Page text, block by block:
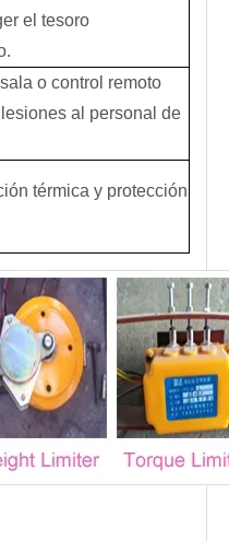
el tesoro
o control remoto
al personal de
térmica y protección